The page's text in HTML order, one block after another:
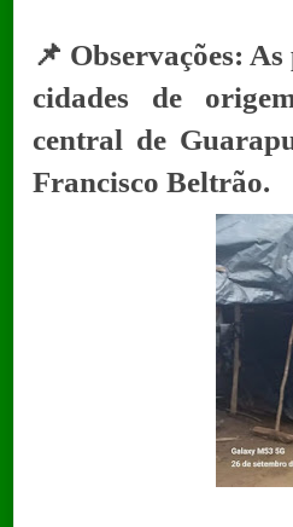
📌 Observações:
cidades de
central de
Francisco Beltrão.